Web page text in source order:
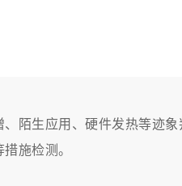
陌生应用、硬件发热等迹
施检测‌。